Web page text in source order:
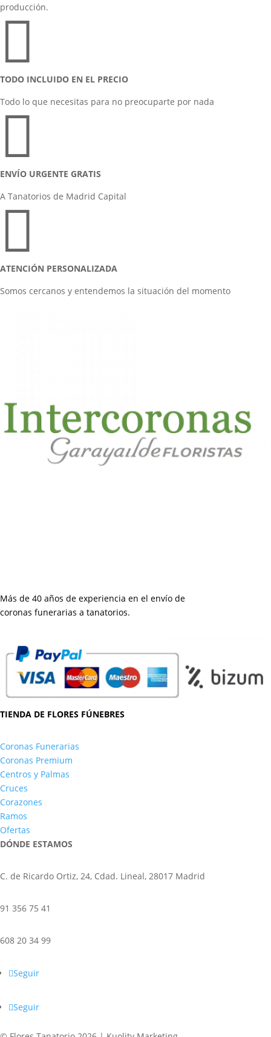
producción.

TODO INCLUIDO EN EL PRECIO
Todo lo que necesitas para no preocuparte por nada

ENVÍO URGENTE GRATIS
A Tanatorios de Madrid Capital

ATENCIÓN PERSONALIZADA
Somos cercanos y entendemos la situación del momento
Más de 40 años de experiencia en el envío de
coronas funerarias a tanatorios.
TIENDA DE FLORES FÚNEBRES
Coronas Funerarias
Coronas Premium
Centros y Palmas
Cruces
Corazones
Ramos
Ofertas
DÓNDE ESTAMOS
C. de Ricardo Ortiz, 24, Cdad. Lineal, 28017 Madrid
91 356 75 41
608 20 34 99
Seguir
Seguir